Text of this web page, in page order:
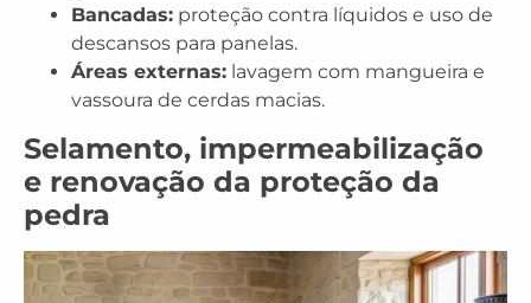
Bancadas: proteção contra líquidos e uso de
descansos para panelas.
Áreas externas: lavagem com mangueira e
vassoura de cerdas macias.
Selamento, impermeabilização
e renovação da proteção da
pedra